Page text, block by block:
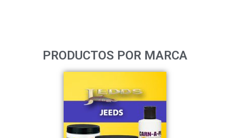
PRODUCTOS POR MARCA